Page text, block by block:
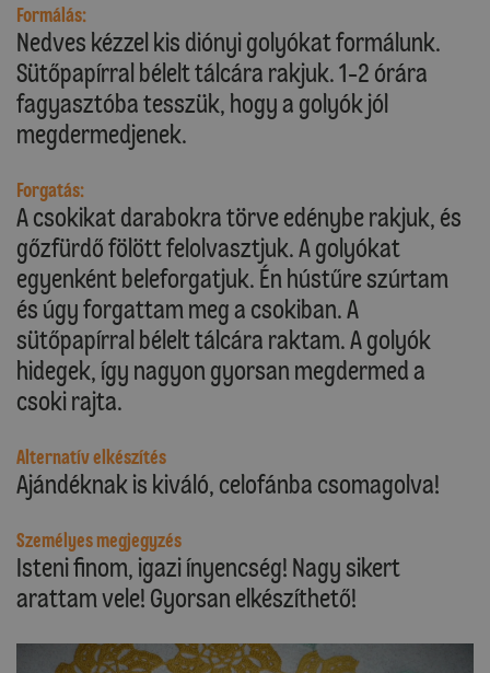
Formálás:
Nedves kézzel kis diónyi golyókat formálunk.
Sütőpapírral bélelt tálcára rakjuk. 1-2 órára
fagyasztóba tesszük, hogy a golyók jól
megdermedjenek.
Forgatás:
A csokikat darabokra törve edénybe rakjuk, és
gőzfürdő fölött felolvasztjuk. A golyókat
egyenként beleforgatjuk. Én hústűre szúrtam
és úgy forgattam meg a csokiban. A
sütőpapírral bélelt tálcára raktam. A golyók
hidegek, így nagyon gyorsan megdermed a
csoki rajta.
Alternatív elkészítés
Ajándéknak is kiváló, celofánba csomagolva!
Személyes megjegyzés
Isteni finom, igazi ínyencség! Nagy sikert
arattam vele! Gyorsan elkészíthető!